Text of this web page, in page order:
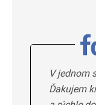
V jednom
Ďakujem